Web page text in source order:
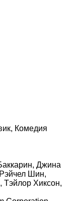
Комедия
Джина
Шин,
Тэйлор Хиксон,